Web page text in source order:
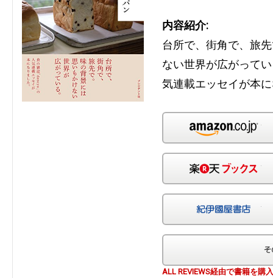
内容紹介:
台所で、街角で、旅
ない世界が広がって
気連載エッセイが本
ALL REVIEWS経由で書籍を購